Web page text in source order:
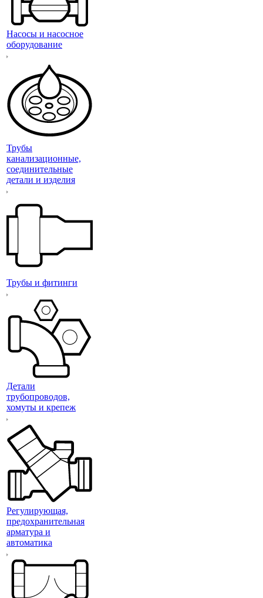
Насосы и насосное
оборудование
Трубы
канализационные,
соединительные
детали и изделия
Трубы и фитинги
Детали
трубопроводов,
хомуты и крепеж
Регулирующая,
предохранительная
арматура и
автоматика